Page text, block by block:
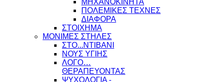
ΜΗΧΑΝΟΚΙΝΗΤΑ
ΠΟΛΕΜΙΚΕΣ ΤΕΧΝΕΣ
ΔΙΑΦΟΡΑ
ΣΤΟΙΧΗΜΑ
ΜΟΝΙΜΕΣ ΣΤΗΛΕΣ
ΣΤΟ...ΝΤΙΒΑΝΙ
ΝΟΥΣ ΥΓΙΗΣ
ΛΟΓΟ…
ΘΕΡΑΠΕΥΟΝΤΑΣ
ΨΥΧΟΛΟΓΙΑ -